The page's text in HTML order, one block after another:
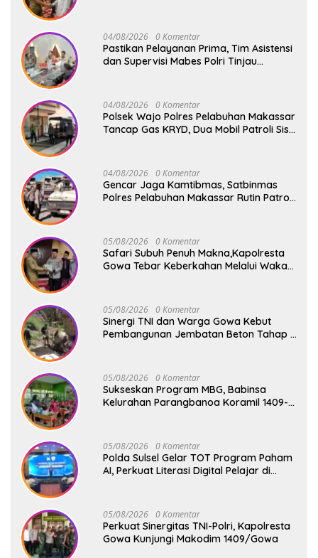
04/08/2026 0 Komentar
Pastikan Pelayanan Prima, Tim Asistensi
dan Supervisi Mabes Polri Tinjau
04/08/2026 0 Komentar
Polsek Wajo Polres Pelabuhan Makassar
Tancap Gas KRYD, Dua Mobil Patroli Sisir
04/08/2026 0 Komentar
Gencar Jaga Kamtibmas, Satbinmas
Polres Pelabuhan Makassar Rutin Patroli
05/08/2026 0 Komentar
Safari Subuh Penuh Makna,Kapolresta
Gowa Tebar Keberkahan Melalui Wakaf
05/08/2026 0 Komentar
Sinergi TNI dan Warga Gowa Kebut
Pembangunan Jembatan Beton Tahap V
05/08/2026 0 Komentar
Sukseskan Program MBG, Babinsa
Kelurahan Parangbanoa Koramil 1409-
05/08/2026 0 Komentar
Polda Sulsel Gelar TOT Program Paham
AI, Perkuat Literasi Digital Pelajar di
05/08/2026 0 Komentar
Perkuat Sinergitas TNI-Polri, Kapolresta
Gowa Kunjungi Makodim 1409/Gowa